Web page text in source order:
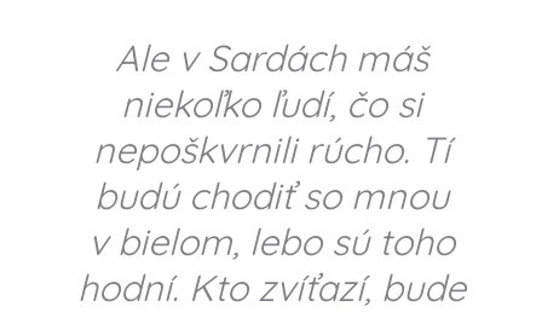
Ale v Sardách máš
niekoľko ľudí, čo si
nepoškvrnili rúcho. Tí
budú chodiť so mnou
v bielom, lebo sú toho
hodní. Kto zvíťazí, bude